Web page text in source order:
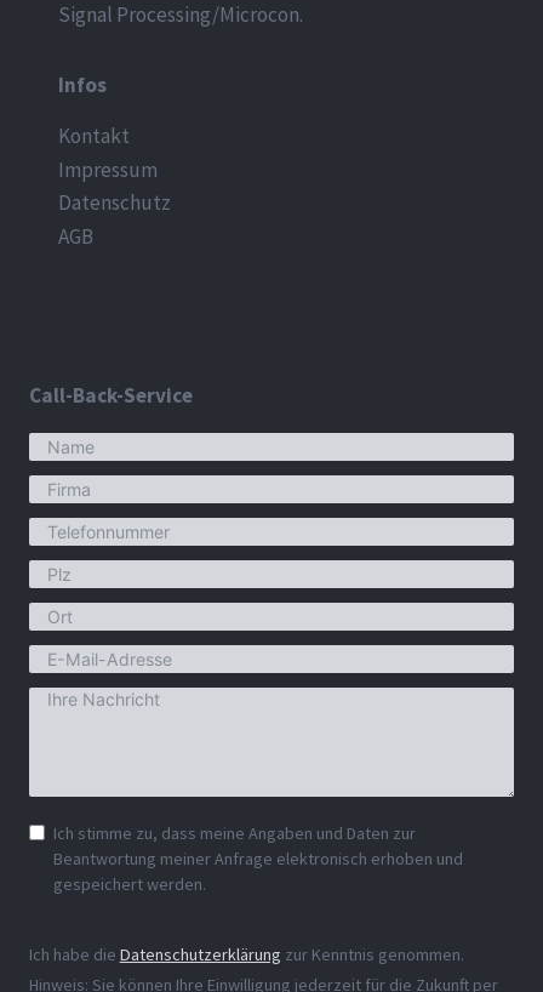
Signal Processing/Microcon.
Infos
Kontakt
Impressum
Datenschutz
AGB
Call-Back-Service
Ich stimme zu, dass meine Angaben und Daten zur
Beantwortung meiner Anfrage elektronisch erhoben und
gespeichert werden.
Ich habe die Datenschutzerklärung zur Kenntnis genommen.
Hinweis: Sie können Ihre Einwilligung jederzeit für die Zukunft per